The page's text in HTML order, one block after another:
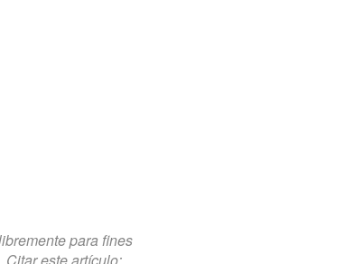
para fines